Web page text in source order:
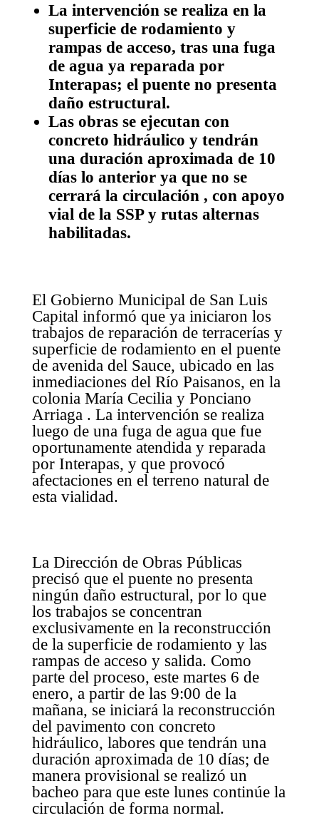
La intervención se realiza en la
superficie de rodamiento y
rampas de acceso, tras una fuga
de agua ya reparada por
Interapas; el puente no presenta
daño estructural.
Las obras se ejecutan con
concreto hidráulico y tendrán
una duración aproximada de 10
días lo anterior ya que no se
cerrará la circulación , con apoyo
vial de la SSP y rutas alternas
habilitadas.
El Gobierno Municipal de San Luis
Capital informó que ya iniciaron los
trabajos de reparación de terracerías y
superficie de rodamiento en el puente
de avenida del Sauce, ubicado en las
inmediaciones del Río Paisanos, en la
colonia María Cecilia y Ponciano
Arriaga . La intervención se realiza
luego de una fuga de agua que fue
oportunamente atendida y reparada
por Interapas, y que provocó
afectaciones en el terreno natural de
esta vialidad.
La Dirección de Obras Públicas
precisó que el puente no presenta
ningún daño estructural, por lo que
los trabajos se concentran
exclusivamente en la reconstrucción
de la superficie de rodamiento y las
rampas de acceso y salida. Como
parte del proceso, este martes 6 de
enero, a partir de las 9:00 de la
mañana, se iniciará la reconstrucción
del pavimento con concreto
hidráulico, labores que tendrán una
duración aproximada de 10 días; de
manera provisional se realizó un
bacheo para que este lunes continúe la
circulación de forma normal.